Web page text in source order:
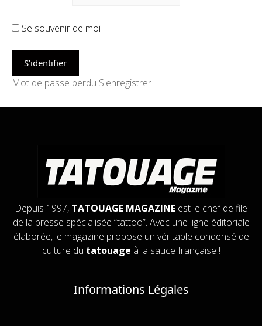
Se souvenir de moi
Mot de passe perdu S'enregistrer
Depuis 1997, TATOUAGE MAGAZINE est le chef de file
de la presse spécialisée “tattoo”. Avec une ligne éditoriale
élaborée, le magazine propose un véritable condensé de
culture du tatouage à la sauce française !
Informations Légales